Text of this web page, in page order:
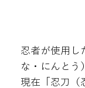
忍者が使用し
な・にんとう
現在「忍刀（